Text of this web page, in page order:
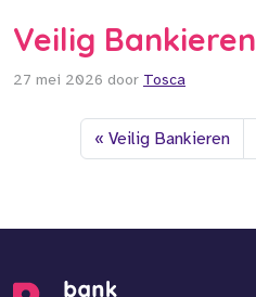
Veilig Bankieren
27 mei 2026 door Tosca
Veilig Bankieren